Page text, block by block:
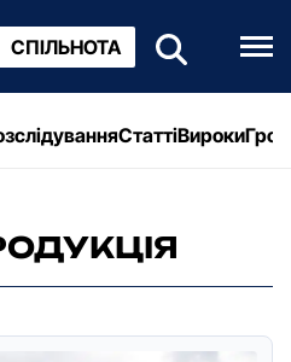
СПІЛЬНОТА
СтаттіВироки